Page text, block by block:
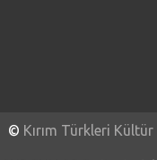
© Kırım Türkleri